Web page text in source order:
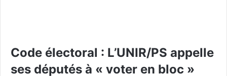
Code électoral : L’UNIR/PS appelle
ses députés à « voter en bloc »